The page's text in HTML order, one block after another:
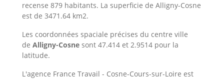
recense 879 habitants. La superficie de Alligny-Cosne
est de 3471.64 km2.
Les coordonnées spaciale précises du centre ville
de Alligny-Cosne sont 47.414 et 2.9514 pour la
latitude.
L'agence France Travail - Cosne-Cours-sur-Loire est